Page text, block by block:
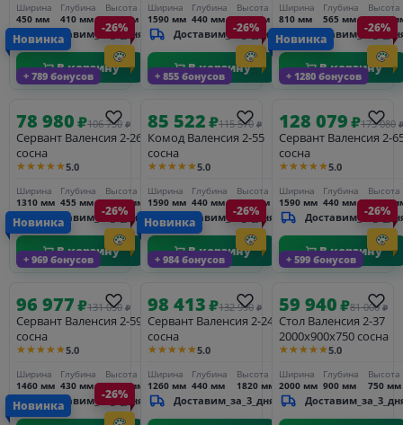
Ширина
450 мм
Глубина
410 мм
Высота
870 мм
Доставим_за_3_дня
В корзину
Ширина
1590 мм
Глубина
440 мм
Высота
960 мм
Доставим_за_3_дня
В корзину
Ширина
810 мм
Глубина
565 мм
Высота
2310
В корзину
+ 789 бонусов
Новинка
-26%
78 980₽106 730 ₽
Сервант Валенсия 2-26
сосна
★★★★★5.0
Ширина
1310 мм
Глубина
455 мм
Высота
1815 мм
Доставим_за_3_дня
В корзину
+ 855 бонусов
-26%
85 522₽115 570 ₽
Комод Валенсия 2-55
сосна
★★★★★5.0
Ширина
1590 мм
Глубина
440 мм
Высота
960 мм
Доставим_за_3_дня
В корзину
+ 1280 бонусов
Новинка
-26%
128 079₽173 080 ₽
Сервант Валенсия 2-
сосна
★★★★★5.0
Ширина
1590 мм
Глубина
440 мм
Высота
2210
В корзину
+ 969 бонусов
Новинка
-26%
96 977₽131 050 ₽
Сервант Валенсия 2-59
сосна
★★★★★5.0
Ширина
1460 мм
Глубина
430 мм
Высота
2230 мм
Доставим_за_3_дня
+ 984 бонусов
Новинка
-26%
98 413₽132 990 ₽
Сервант Валенсия 2-24
сосна
★★★★★5.0
Ширина
1260 мм
Глубина
440 мм
Высота
1820 мм
Доставим_за_3_дня
+ 599 бонусов
-26%
59 940₽81 000 ₽
Стол Валенсия 2-37
2000х900х750 сосна
★★★★★5.0
Ширина
2000 мм
Глубина
900 мм
Высота
750 мм
Новинка
-26%